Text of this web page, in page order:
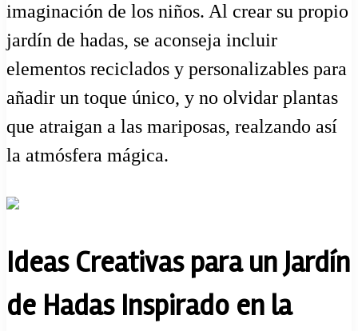
imaginación de los niños. Al crear su propio
jardín de hadas, se aconseja incluir
elementos reciclados y personalizables para
añadir un toque único, y no olvidar plantas
que atraigan a las mariposas, realzando así
la atmósfera mágica.
Ideas Creativas para un Jardín
de Hadas Inspirado en la